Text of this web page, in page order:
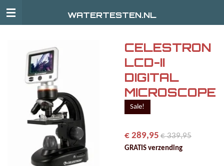
Ga
hoofdinhoud
WATERTESTEN.NL
CELESTRON
LCD-II
DIGITAL
MICROSCOPE
Sale!
€ 289,95 € 339,95
GRATIS verzending